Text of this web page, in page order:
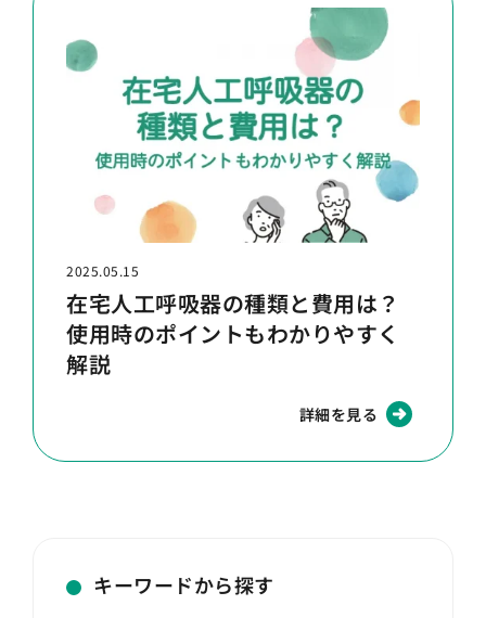
2025.05.15
在宅人工呼吸器の種類と費用は？
使用時のポイントもわかりやすく
解説
詳細を見る
キーワードから探す